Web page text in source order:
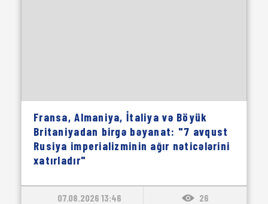
Fransa, Almaniya, İtaliya və Böyük
Britaniyadan birgə bəyanat: "7 avqust
Rusiya imperializminin ağır nəticələrini
xatırladır"
07.08.2026 13:46 26